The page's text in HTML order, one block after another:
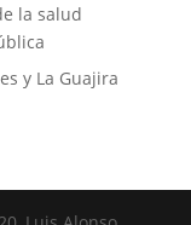
la salud
y La Guajira